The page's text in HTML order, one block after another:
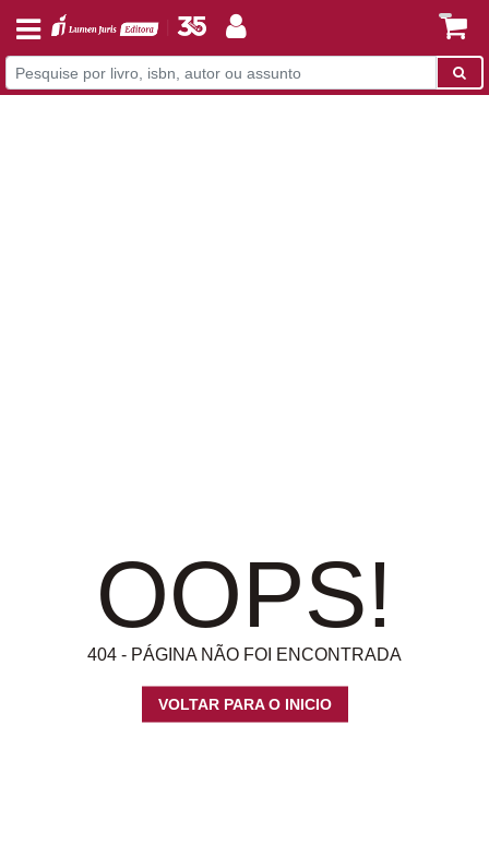
OOPS!
404 - PÁGINA NÃO FOI ENCONTRADA
VOLTAR PARA O INICIO